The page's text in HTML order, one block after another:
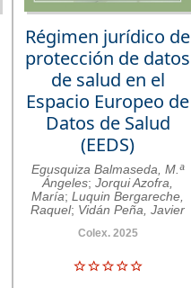
Régimen jurídico de
protección de datos
de salud en el
Espacio Europeo de
Datos de Salud
(EEDS)
Egusquiza Balmaseda, M.ª
Ángeles;Jorqui Azofra,
María;Luquin Bergareche,
Raquel; Vidán Peña, Javier
Colex. 2025